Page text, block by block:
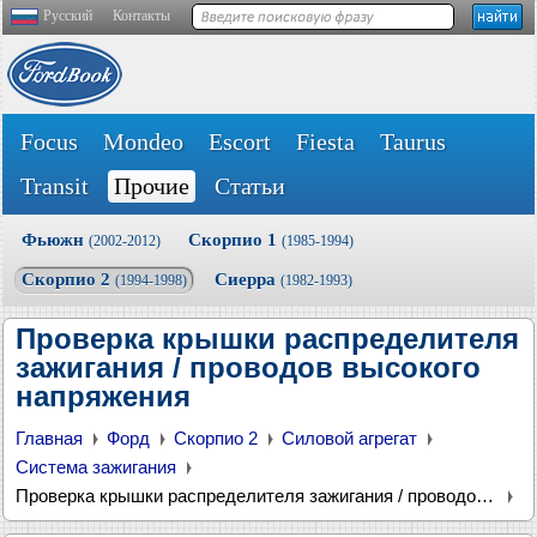
Русский Контакты
Focus Mondeo Escort Fiesta
Taurus
Transit
Прочие Статьи
Фьюжн (2002-2012) Скорпио 1 (1985-1994)
Скорпио 2 (1994-1998) Сиерра (1982-1993)
Проверка крышки распределителя
зажигания / проводов высокого
напряжения
Главная Форд Скорпио 2
Силовой агрегат
Система зажигания
Проверка крышки распределителя зажигания / проводов высокого напряжения